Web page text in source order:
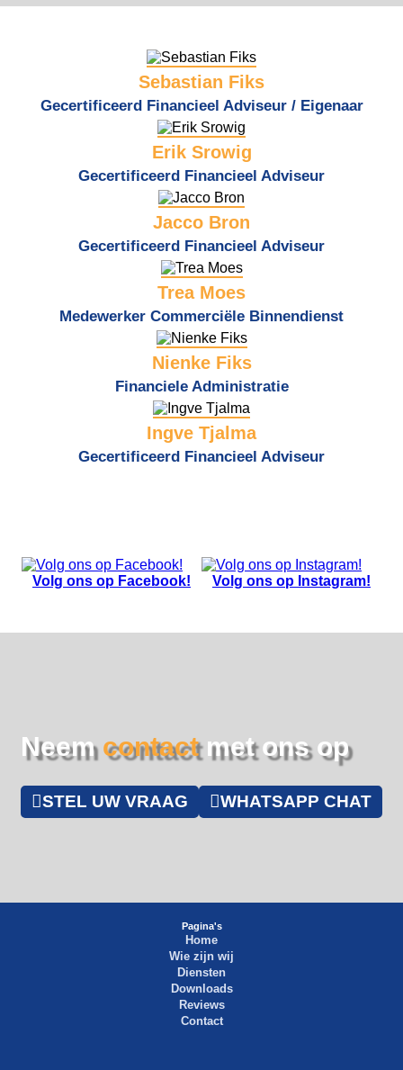
Sebastian Fiks
Gecertificeerd Financieel Adviseur / Eigenaar
Erik Srowig
Gecertificeerd Financieel Adviseur
Jacco Bron
Gecertificeerd Financieel Adviseur
Trea Moes
Medewerker Commerciële Binnendienst
Nienke Fiks
Financiele Administratie
Ingve Tjalma
Gecertificeerd Financieel Adviseur
Volg ons op Facebook! Volg ons op Instagram!
Neemcontactmet ons op
STEL UW VRAAG WHATSAPP CHAT
Pagina's
Home
Wie zijn wij
Diensten
Downloads
Reviews
Contact